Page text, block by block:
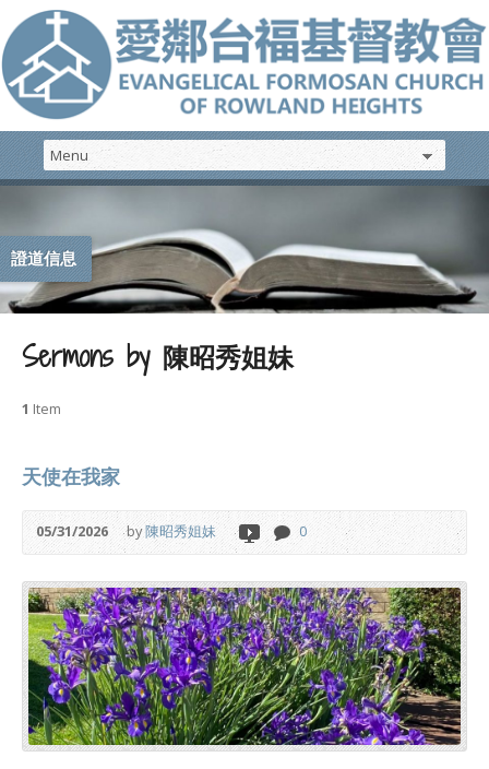
證道信息
Sermons by 陳昭秀姐妹
1 Item
天使在我家
05/31/2026 by陳昭秀姐妹 0